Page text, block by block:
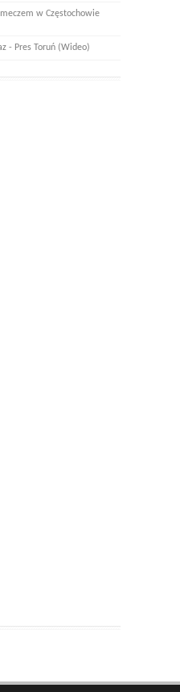
w Częstochowie
- Pres Toruń (Wideo)